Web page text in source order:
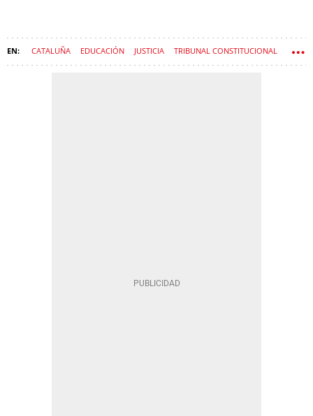
CATALUÑA EDUCACIÓN JUSTICIA TRIBUNAL CONSTITUCIONAL